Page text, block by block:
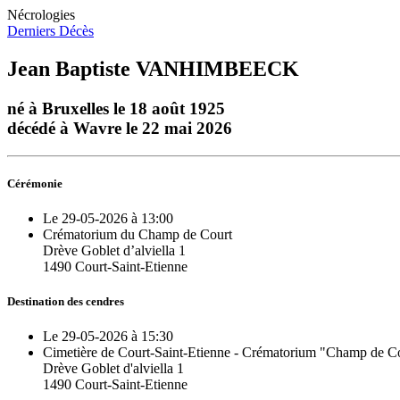
Nécrologies
Derniers Décès
Jean Baptiste VANHIMBEECK
né à Bruxelles le 18 août 1925
décédé à Wavre le 22 mai 2026
Cérémonie
Le 29-05-2026 à 13:00
Crématorium du Champ de Court
Drève Goblet d’alviella 1
1490 Court-Saint-Etienne
Destination des cendres
Le 29-05-2026 à 15:30
Cimetière de Court-Saint-Etienne - Crématorium "Champ de
Drève Goblet d'alviella 1
1490 Court-Saint-Etienne